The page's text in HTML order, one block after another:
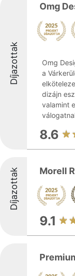
Díjazottak
Omg
Omg
a
dizájn
valamint
8.6
Díjazottak Morell
9.1